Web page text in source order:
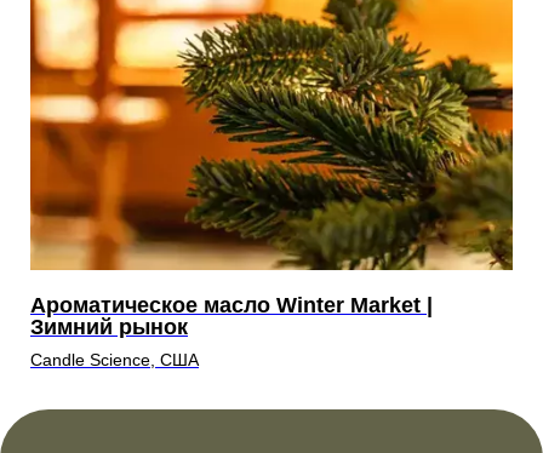
Ароматическое масло Winter Market |
Зимний рынок
Candle Science, США